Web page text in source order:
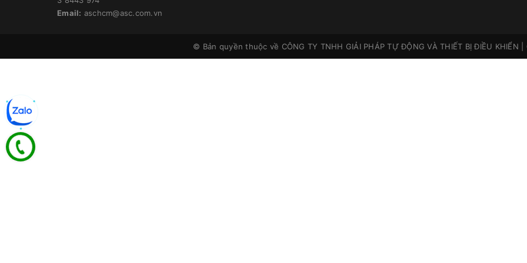
Email: aschcm@asc.com.vn
© Bản quyền thuộc về CÔNG TY TNHH GIẢI PHÁP TỰ ĐỘNG VÀ THIẾT BỊ ĐIỀU KHIỂN